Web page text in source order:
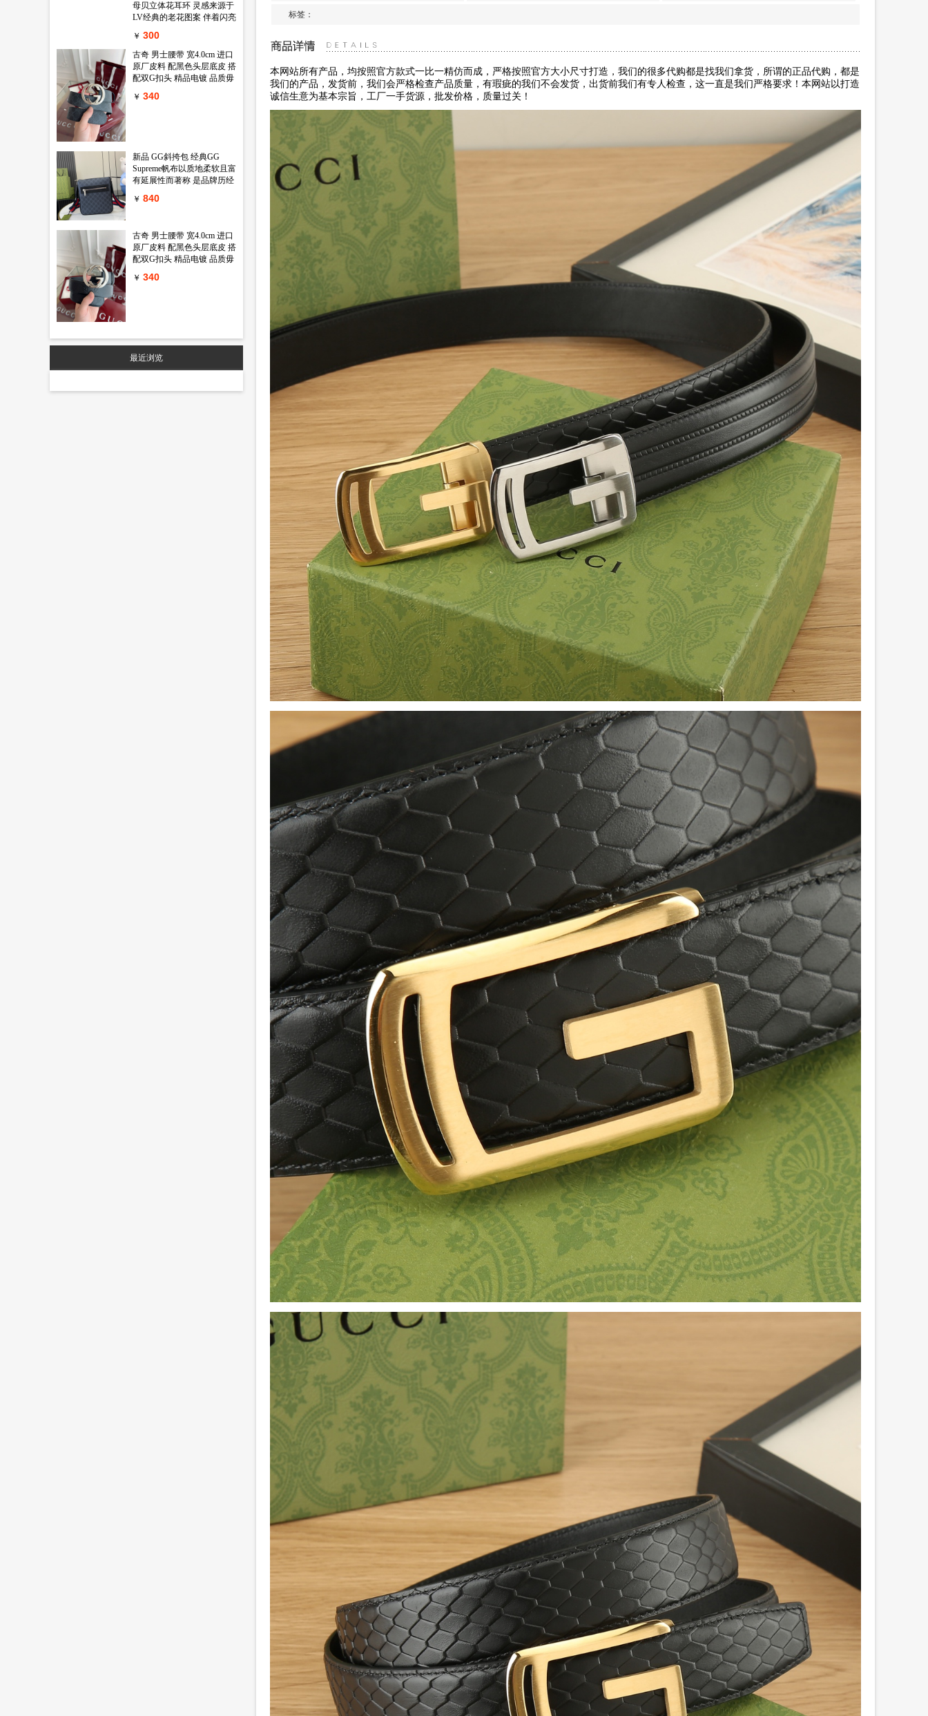
母贝立体花耳环 灵感来源于
LV经典的老花图案 伴着闪亮
鲜花在天然母贝上绽放出璀
璨的淡粉金光 链条上还镶嵌
一颗闪耀的小钻石 绝对的气
质款 心动只在一瞬间
￥ 300
古奇 男士腰带 宽4.0cm 进口
原厂皮料 配黑色头层底皮 搭
配双G扣头 精品电镀 品质毋
装 送礼自用首选
￥ 340
新品 GG斜挎包 经典GG
Supreme帆布以质地柔软且富
有延展性而著称 是品牌历经
面料之一 该面料以超细纤维
魅力 同色调皮革滚边令整个
廓形愈发丰满 典藏条纹织带
则为整个设计注入一抹亮色
黑色GG Supreme帆布 黑色皮
￥ 840
古奇 男士腰带 宽4.0cm 进口
原厂皮料 配黑色头层底皮 搭
配双G扣头 精品电镀 品质毋
装 送礼自用首选
￥ 340
最近浏览
标签：
本网站所有产品，均按照官方款式一比一精仿而成，严格按照官方大小尺寸打造，我们的很多代购都是找我们拿货，所谓的正品代购，都是
我们的产品，发货前，我们会严格检查产品质量，有瑕疵的我们不会发货，出货前我们有专人检查，这一直是我们严格要求！本网站以打造
诚信生意为基本宗旨，工厂一手货源，批发价格，质量过关！